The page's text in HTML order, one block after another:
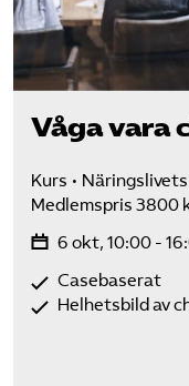
Våga vara
Kurs
Medlemspris 3800
6 okt, 10:00 -
Casebaserat
Helhetsbild av